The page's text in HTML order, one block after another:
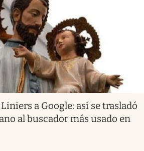
a Google: así se trasladó
al buscador más usado en